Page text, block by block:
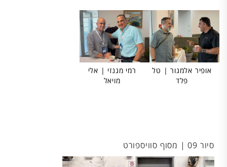
אופיר אלמגור | טל
פלד
רמי מגנזי | אלי
מויאל
סיור 09 | מסוף סוויספורט